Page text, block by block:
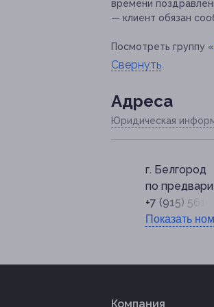
времени
— клиент обязан
Посмотреть группу «
Свернуть
Адресa
Юридическая
г. Белгород
по
+7 (915) 561-
Показать
Компания